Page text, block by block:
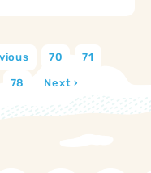
70 71
78 Next ›